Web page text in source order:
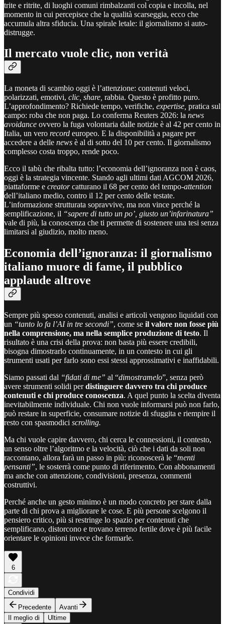
trite e ritrite, di luoghi comuni rimbalzanti col copia e incolla, nel
momento in cui percepisce che la qualità scarseggia, ecco che
accumula altra sfiducia. Una spirale letale: il giornalismo si auto-
distrugge.
Il mercato vuole clic, non verità
La moneta di scambio oggi è l’attenzione: contenuti veloci,
polarizzati, emotivi, clic, share, rabbia. Questo è profitto puro.
L’approfondimento? Richiede tempo, verifiche, expertise, pratica sul
campo: roba che non paga. Lo conferma Reuters 2026: la news
avoidance ovvero la fuga volontaria dalle notizie è al 42 per cento in
Italia, un vero record europeo. E la disponibilità a pagare per
accedere a delle news è al di sotto del 10 per cento. Il giornalismo
complesso costa troppo, rende poco.
Ecco il tabù che ribalta tutto: l’economia dell’ignoranza non è caos,
oggi è la strategia vincente. Stando agli ultimi dati AGCOM 2026,
piattaforme e creatorcatturano il 68 per cento del tempo-attention
dell’italiano medio, contro il 12 per cento delle testate.
L’informazione strutturata sopravvive, ma non vince perché la
semplificazione, il “sapere di tutto un po’, giusto un’infarinatura”
vale di più, la conoscenza che ti permette di sostenere una tesi senza
limitarsi al giudizio, molto meno.
Economia dell’ignoranza: il giornalismo
italiano muore di fame, il pubblico
applaude altrove
Sempre più spesso contenuti, analisi e articoli vengono liquidati con
un “tanto lo fa l’AI in tre secondi”, come se il valore non fosse più
nella comprensione, ma nella semplice produzione di testo. Il
risultato è una crisi della prova: non basta più essere credibili,
bisogna dimostrarlo continuamente, in un contesto in cui gli
strumenti usati per farlo sono essi stessi approssimativi e inaffidabili.
Siamo passati dal “fidati di me” al “dimostramelo”, senza però
avere strumenti solidi perdistinguere davvero tra chi produce
contenuti e chi produce conoscenza. A quel punto la scelta diventa
inevitabilmente individuale. Chi non vuole informarsi può non farlo,
può restare in superficie, consumare notizie di sfuggita e riempire il
resto con spasmodici scrolling.
Ma chi vuole capire davvero, chi cerca le connessioni, il contesto,
un senso oltre l’algoritmo e la velocità, ciò che i dati da soli non
raccontano, allora farà un passo in più: riconoscerà le “menti
pensanti”, le sosterrà come punto di riferimento. Con abbonamenti
ma anche con attenzione, condivisioni, presenza, commenti
costruttivi.
Perché anche un gesto minimo è un modo concreto per stare dalla
parte di chi prova a migliorare le cose. E più persone scelgono il
pensiero critico, più si restringe lo spazio per contenuti che
semplificano, distorcono e trovano terreno fertile dove è più facile
orientare le opinioni invece che formarle.
6
Condividi
Precedente
Avanti
Il meglio di
Ultime